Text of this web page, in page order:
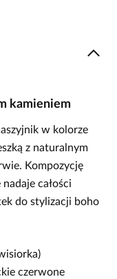
kamieniem
w kolorze
z naturalnym
Kompozycję
całości
do stylizacji boho
czerwone